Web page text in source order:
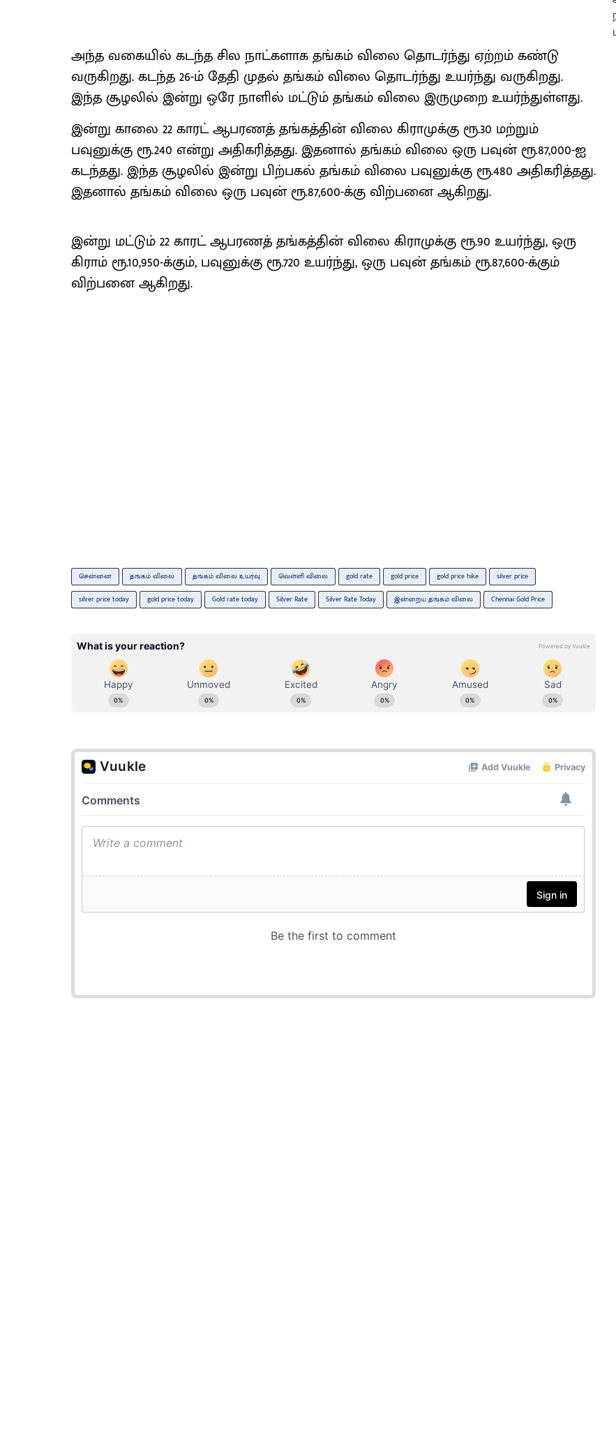
அந்த வகையில் கடந்த சில நாட்களாக தங்கம் விலை தொடர்ந்து ஏற்றம் கண்டு
வருகிறது. கடந்த 26-ம் தேதி முதல் தங்கம் விலை தொடர்ந்து உயர்ந்து வருகிறது.
இந்த சூழலில் இன்று ஒரே நாளில் மட்டும் தங்கம் விலை இருமுறை உயர்ந்துள்ளது.
இன்று காலை 22 காரட் ஆபரணத் தங்கத்தின் விலை கிராமுக்கு ரூ.30 மற்றும்
பவுனுக்கு ரூ.240 என்று அதிகரித்தது. இதனால் தங்கம் விலை ஒரு பவுன் ரூ.87,000-ஐ
கடந்தது. இந்த சூழலில் இன்று பிற்பகல் தங்கம் விலை பவுனுக்கு ரூ.480 அதிகரித்தது.
இதனால் தங்கம் விலை ஒரு பவுன் ரூ.87,600-க்கு விற்பனை ஆகிறது.
இன்று மட்டும் 22 காரட் ஆபரணத் தங்கத்தின் விலை கிராமுக்கு ரூ.90 உயர்ந்து, ஒரு
கிராம் ரூ.10,950-க்கும், பவுனுக்கு ரூ.720 உயர்ந்து, ஒரு பவுன் தங்கம் ரூ.87,600-க்கும்
விற்பனை ஆகிறது.
சென்னை தங்கம் விலை தங்கம் விலை உயர்வு வெள்ளி விலை gold rate gold price gold price hike silver price
silver price today gold price today Gold rate today Silver Rate Silver Rate Today இன்றைய தங்கம் விலை Chennai Gold Price